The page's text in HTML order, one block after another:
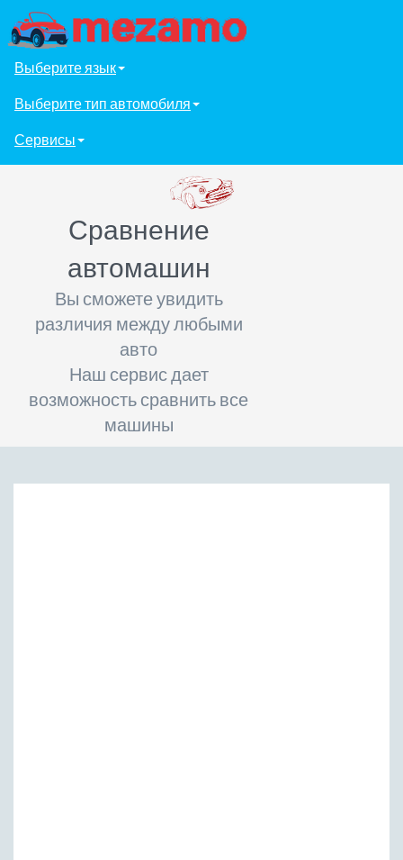
Выберите язык
Выберите тип автомобиля
Сервисы
Сравнение
автомашин
Вы сможете увидить
различия между любыми
авто
Наш сервис дает
возможность сравнить все
машины